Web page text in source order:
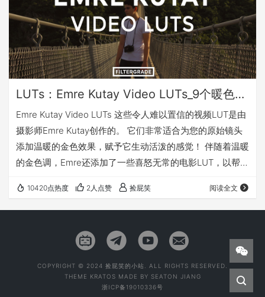
LUTs：Emre Kutay Video LUTs_9个暖色调风格化LUT
Emre Kutay Video LUTs 这些令人难以置信的视频LUT是由
摄影师Emre Kutay创作的。 它们非常适合为您的原始镜头
添加温暖的金色效果，赋予它生动活泼的感觉！ 伴随着温暖
的金色调，Emre还添加了一些喜怒无常的电影LUT，以帮助
的游戏提升，学习金色的音色如何影响你的原始镜头。 开始
练习今天，你将能够炫耀在任何时候令人难以置信的画面。
Look Up Tables Warm …
10420点热度 2人点赞 捡屁笑 阅读全文
COPYRIGHT © 2024 捡屁笑的小站. ALL RIGHTS RESERVED.
THEME KRATOS MADE BY SEATON JIANG
浙ICP备19010336号